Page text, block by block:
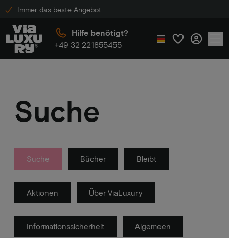
Immer das beste Angebot
Hilfe benötigt?
+49 32 221855455
Suche
Suche Bücher Bleibt
Aktionen Über ViaLuxury
Informationssicherheit Algemeen